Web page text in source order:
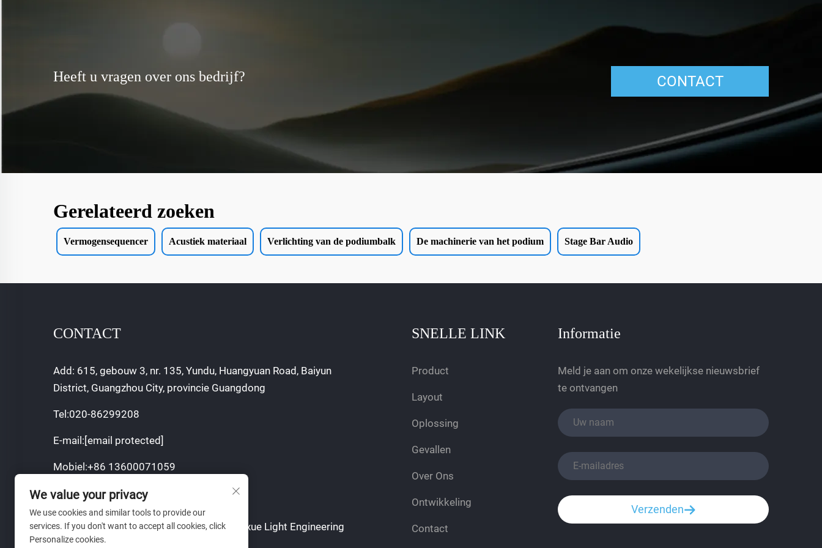
Heeft u vragen over ons bedrijf? CONTACT
Gerelateerd zoeken
Vermogensequencer Acustiek materiaal Verlichting van de podiumbalk De machinerie van het podium Stage Bar Audio
CONTACT
Add: 615, gebouw 3, nr. 135, Yundu, Huangyuan Road, Baiyun
District, Guangzhou City, provincie Guangdong
Tel:020-86299208
E-mail: [email protected]
Mobiel:+86 13600071059
Copyright © 2024 Guangzhou Sajia Shengxue Light Engineering
Co., Ltd.
SNELLE LINK
Product
Layout
Oplossing
Gevallen
Over Ons
Ontwikkeling
Contact
Informatie
Meld je aan om onze wekelijkse nieuwsbrief
te ontvangen
Verzenden
We value your privacy
We use cookies and similar tools to provide our
services. If you don't want to accept all cookies, click
Personalize cookies.